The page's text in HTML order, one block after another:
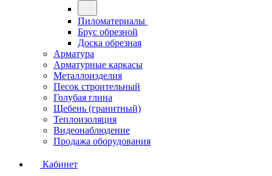
Пиломатериалы
Брус обрезной
Доска обрезная
Арматура
Арматурные каркасы
Металлоизделия
Песок строительный
Голубая глина
Щебень (гранитный)
Теплоизоляция
Видеонаблюдение
Продажа оборудования
Кабинет